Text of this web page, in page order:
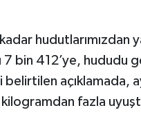
hudutlarımızdan
7 bin 412’ye, hududu
belirtilen açıklamada,
fazla